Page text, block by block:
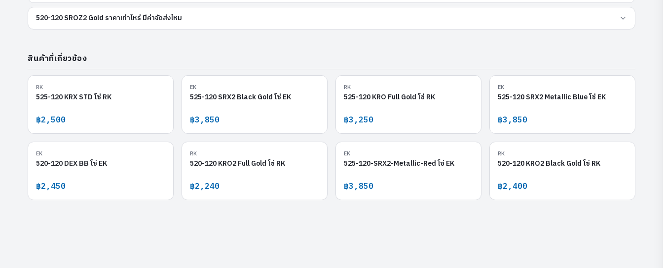
520-120 SROZ2 Gold ราคาเท่าไหร่ มีค่าจัดส่งไหม
สินค้าที่เกี่ยวข้อง
RK
525-120 KRX STD โซ่ RK
฿2,500
EK
525-120 SRX2 Black Gold โซ่ EK
฿3,850
RK
525-120 KRO Full Gold โซ่ RK
฿3,250
EK
525-120 SRX2 Metallic Blue โซ่ EK
฿3,850
EK
520-120 DEX BB โซ่ EK
฿2,450
RK
520-120 KRO2 Full Gold โซ่ RK
฿2,240
EK
525-120-SRX2-Metallic-Red โซ่ EK
฿3,850
RK
520-120 KRO2 Black Gold โซ่ RK
฿2,400